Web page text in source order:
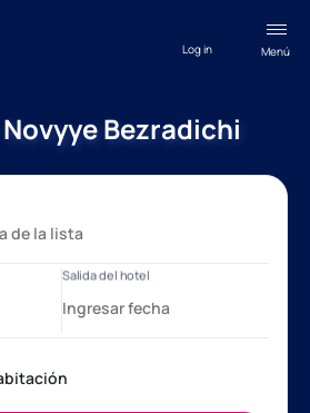
Menú
Log in
Bezradichi